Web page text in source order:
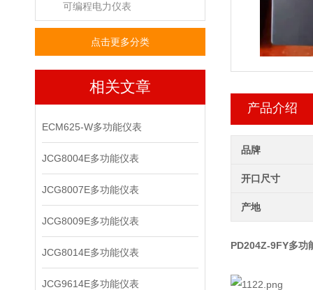
可编程电力仪表
点击更多分类
相关文章
ECM625-W多功能仪表
JCG8004E多功能仪表
JCG8007E多功能仪表
JCG8009E多功能仪表
JCG8014E多功能仪表
JCG9614E多功能仪表
产品介绍
品牌
开口尺寸
产地
PD204Z-9FY多功